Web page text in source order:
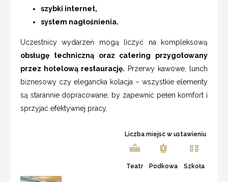
szybki internet,
system nagłośnienia.
Uczestnicy wydarzeń mogą liczyć na kompleksową
obsługę techniczną oraz catering przygotowany
przez hotelową restaurację. Przerwy kawowe, lunch
biznesowy czy elegancka kolacja – wszystkie elementy
są starannie dopracowane, by zapewnić pełen komfort i
sprzyjać efektywnej pracy.
Liczba miejsc w ustawieniu
Teatr Podkowa Szkoła